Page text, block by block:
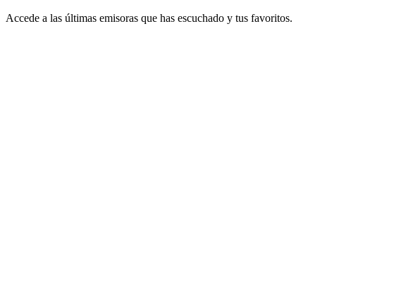
Accede a las últimas emisoras que has escuchado y tus favoritos.